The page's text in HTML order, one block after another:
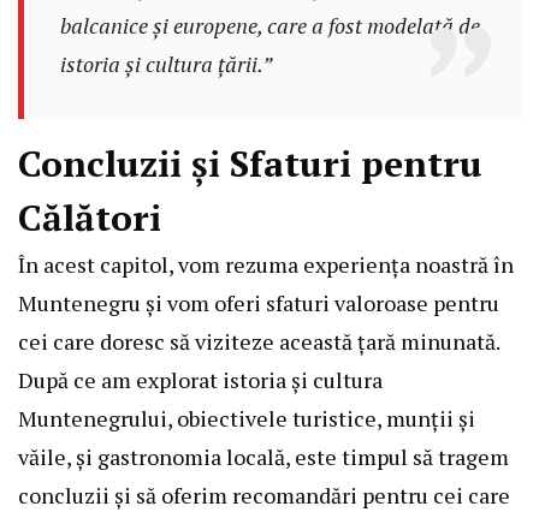
balcanice și europene, care a fost modelată de
istoria și cultura țării.”
Concluzii și Sfaturi pentru
Călători
În acest capitol, vom rezuma experiența noastră în
Muntenegru și vom oferi sfaturi valoroase pentru
cei care doresc să viziteze această țară minunată.
După ce am explorat istoria și cultura
Muntenegrului, obiectivele turistice, munții și
văile, și gastronomia locală, este timpul să tragem
concluzii și să oferim recomandări pentru cei care